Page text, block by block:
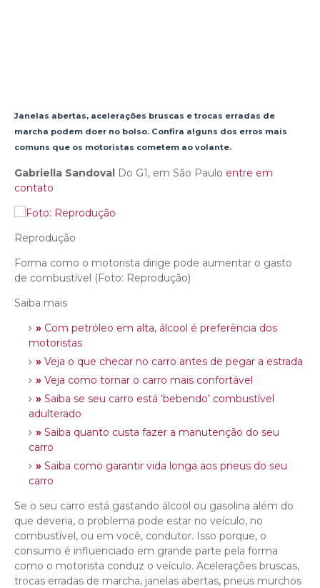
Janelas abertas, acelerações bruscas e trocas erradas de
marcha podem doer no bolso. Confira alguns dos erros mais
comuns que os motoristas cometem ao volante.
Gabriella Sandoval Do G1, em São Paulo entre em
contato
Reprodução
Forma como o motorista dirige pode aumentar o gasto
de combustível (Foto: Reprodução)
Saiba mais
» Com petróleo em alta, álcool é preferência dos
motoristas
» Veja o que checar no carro antes de pegar a estrada
» Veja como tornar o carro mais confortável
» Saiba se seu carro está ‘bebendo’ combustível
adulterado
» Saiba quanto custa fazer a manutenção do seu
carro
» Saiba como garantir vida longa aos pneus do seu
carro
Se o seu carro está gastando álcool ou gasolina além do
que deveria, o problema pode estar no veículo, no
combustível, ou em você, condutor. Isso porque, o
consumo é influenciado em grande parte pela forma
como o motorista conduz o veículo. Acelerações bruscas,
trocas erradas de marcha, janelas abertas, pneus murchos